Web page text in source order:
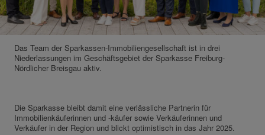
Das Team der Sparkassen-Immobiliengesellschaft ist in drei
Niederlassungen im Geschäftsgebiet der Sparkasse Freiburg-
Nördlicher Breisgau aktiv.
Die Sparkasse bleibt damit eine verlässliche Partnerin für
Immobilienkäuferinnen und -käufer sowie Verkäuferinnen und
Verkäufer in der Region und blickt optimistisch in das Jahr 2025.